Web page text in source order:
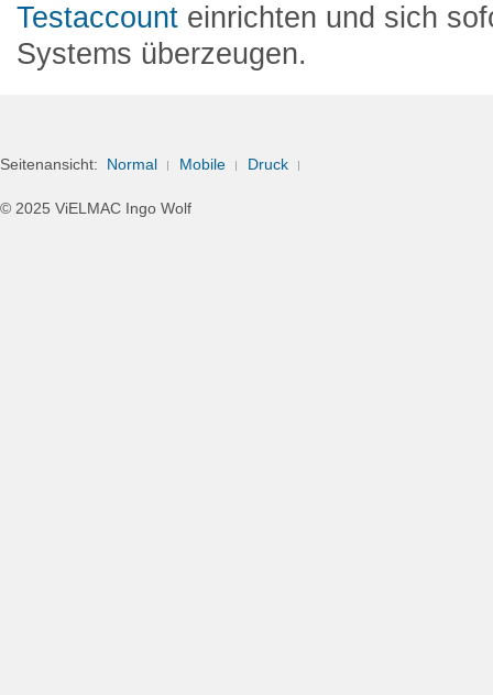
Testaccount einrichten und sich
Systems überzeugen.
Seitenansicht: Normal Mobile Druck
© 2025 ViELMAC Ingo Wolf